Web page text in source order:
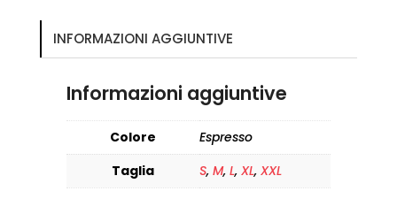
INFORMAZIONI AGGIUNTIVE
Informazioni aggiuntive
Colore
Espresso
Taglia
S, M, L, XL, XXL